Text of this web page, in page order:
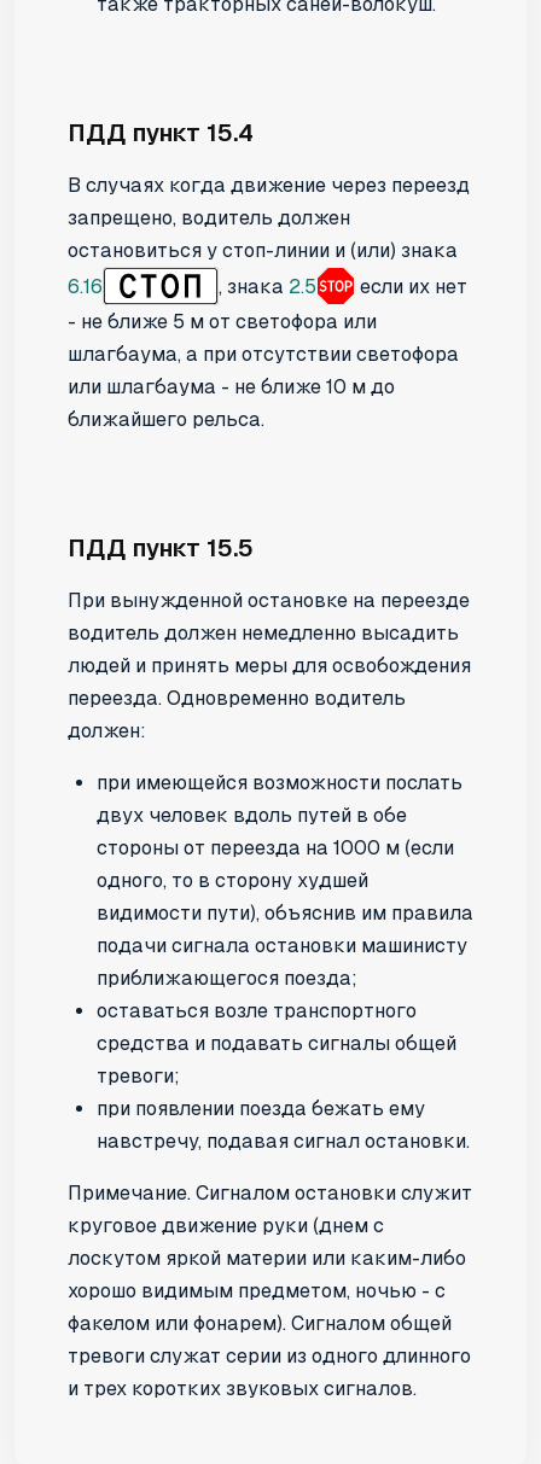
ПДД пункт 15.4
В случаях когда движение через переезд
запрещено, водитель должен
остановиться у стоп-линии и (или) знака
6.16
, знака 2.5
если их нет
- не ближе 5 м от светофора или
шлагбаума, а при отсутствии светофора
или шлагбаума - не ближе 10 м до
ближайшего рельса.
ПДД пункт 15.5
При вынужденной остановке на переезде
водитель должен немедленно высадить
людей и принять меры для освобождения
переезда. Одновременно водитель
должен:
при имеющейся возможности послать
двух человек вдоль путей в обе
стороны от переезда на 1000 м (если
одного, то в сторону худшей
видимости пути), объяснив им правила
подачи сигнала остановки машинисту
приближающегося поезда;
оставаться возле транспортного
средства и подавать сигналы общей
тревоги;
при появлении поезда бежать ему
навстречу, подавая сигнал остановки.
Примечание. Сигналом остановки служит
круговое движение руки (днем с
лоскутом яркой материи или каким-либо
хорошо видимым предметом, ночью - с
факелом или фонарем). Сигналом общей
тревоги служат серии из одного длинного
и трех коротких звуковых сигналов.